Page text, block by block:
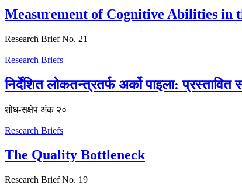
Measurement of Cognitive Abilities in
Research Brief No. 21
Research Briefs
निर्देशित लोकतन्त्रतर्फ अर्को पाइला:
शोध-स‌क्षेप अंक २०
Research Briefs
The Quality Bottleneck
Research Brief No. 19